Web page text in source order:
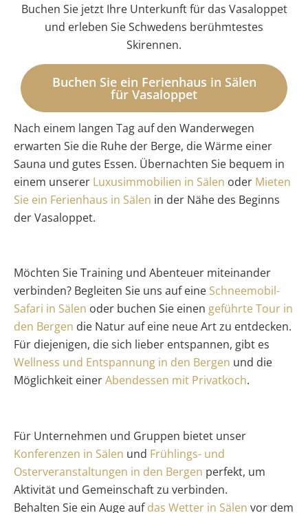
Buchen Sie jetzt Ihre Unterkunft für das Vasaloppet
und erleben Sie Schwedens berühmtestes
Skirennen.
Buchen Sie ein Ferienhaus in Sälen
für Vasaloppet
Nach einem langen Tag auf den Wanderwegen
erwarten Sie die Ruhe der Berge, die Wärme einer
Sauna und gutes Essen. Übernachten Sie bequem in
einem unserer Luxusimmobilien in Sälen oder Mieten
Sie ein Ferienhaus in Sälen in der Nähe des Beginns
der Vasaloppet.
Möchten Sie Training und Abenteuer miteinander
verbinden? Begleiten Sie uns auf eine Schneemobil-
Safari in Sälen oder buchen Sie einen geführte Tour in
den Bergen die Natur auf eine neue Art zu entdecken.
Für diejenigen, die sich lieber entspannen, gibt es
Wellness und Entspannung in den Bergen und die
Möglichkeit einerAbendessen mit Privatkoch.
Für Unternehmen und Gruppen bietet unser
Konferenzen in Sälen und Frühlings- und
Osterveranstaltungen in den Bergen perfekt, um
Aktivität und Gemeinschaft zu verbinden.
Behalten Sie ein Auge aufdas Wetter in Sälen vor dem